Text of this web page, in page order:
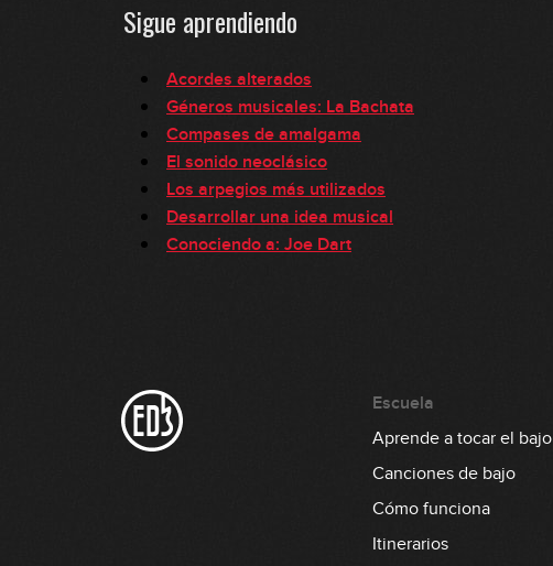
Sigue aprendiendo
Acordes alterados
Géneros musicales: La Bachata
Compases de amalgama
El sonido neoclásico
Los arpegios más utilizados
Desarrollar una idea musical
Conociendo a: Joe Dart
Escuela
Aprende a tocar el bajo
Canciones de bajo
Cómo funciona
Itinerarios